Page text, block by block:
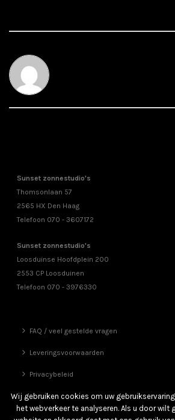
Sunset zonnestudio's
Thomsonlaan 57
2565 HX Den Haag
Telefoon 070 - 3607172
Sunset zonnestudio's
Loosduinse Hoofdplein 200
2553 CP Loosduinen
Telefoon 070 - 3976330
FAQ / veel gestelde vragen
Leveringsvoorwaarden
Privacybeleid
Vrienden
Wij gebruiken cookies om uw
het webverkeer te analyseren. Als u door